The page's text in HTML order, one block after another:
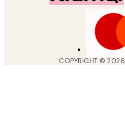
COPYRIGHT ©2026